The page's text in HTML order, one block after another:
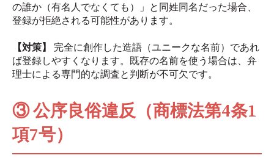
の誰か（有名人でなくても）」と同姓同名だった場合、
登録が拒絶される可能性があります。
【対策】
完全に創作した造語（ユニークな名前）であれ
ば登録しやすくなります。既存の名前を使う場合は、弁
理士による専門的な調査と判断が不可欠です。
③ 公序良俗違反（商標法第4条1
項7号）